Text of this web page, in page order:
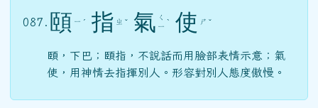
087. 頤 ㄧ ˊ 指 ㄓ ˇ 氣 ㄑ
ㄧ ˋ 使 ㄕ ˇ
頤，下巴；頤指，不說話而用臉部表情示意；氣
使，用神情去指揮別人。形容對別人態度傲慢。